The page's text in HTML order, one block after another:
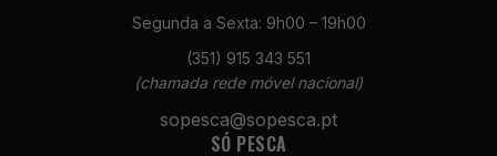
Segunda a Sexta: 9h00 – 19h00
(351) 915 343 551
(chamada rede móvel nacional)
sopesca@sopesca.pt
SÓ PESCA
Necessários
Estes cookies